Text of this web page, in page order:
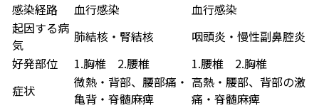
感染経路
血行感染
血行感染
起因する病
気
肺結核・腎結核
咽頭炎・慢性副鼻腔炎
好発部位
1.胸椎 2.腰椎
1.腰椎 2.胸椎
症状
微熱・背部、腰部痛・
亀背・脊髄麻痺
高熱・腰部、背部の激
痛・脊髄麻痺